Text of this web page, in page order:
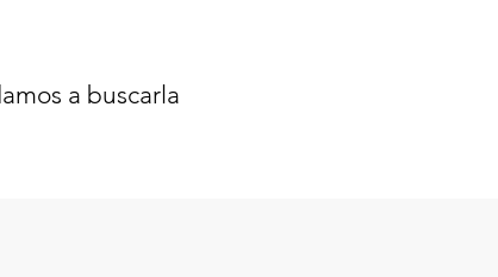
a buscarla